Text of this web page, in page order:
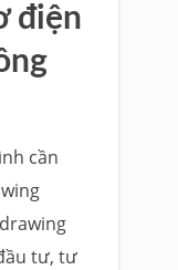
điện
cần
tư, tư